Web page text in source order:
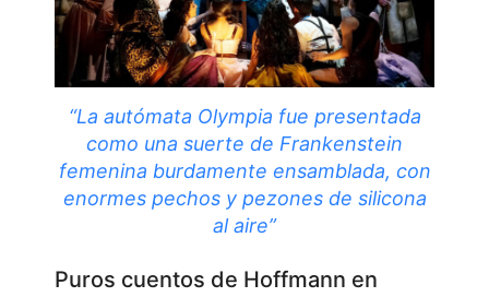
“La autómata Olympia fue presentada
como una suerte de Frankenstein
femenina burdamente ensamblada, con
enormes pechos y pezones de silicona
al aire”
Puros cuentos de Hoffmann en